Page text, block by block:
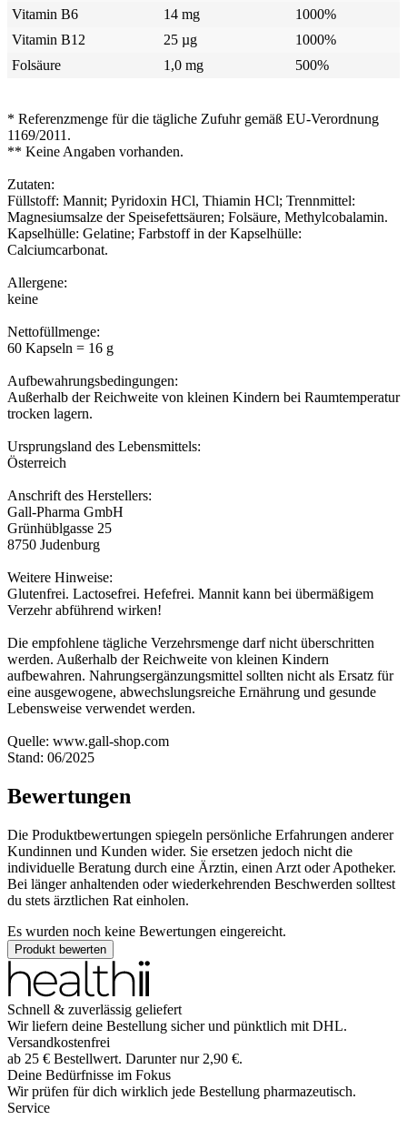
Vitamin B6 14 mg
1000%
Vitamin B12
25 µg
1000%
Folsäure
1,0 mg 500%
* Referenzmenge für die tägliche Zufuhr gemäß EU-Verordnung
1169/2011.
** Keine Angaben vorhanden.
Zutaten:
Füllstoff: Mannit; Pyridoxin HCl, Thiamin HCl; Trennmittel:
Magnesiumsalze der Speisefettsäuren; Folsäure, Methylcobalamin.
Kapselhülle: Gelatine; Farbstoff in der Kapselhülle:
Calciumcarbonat.
Allergene:
keine
Nettofüllmenge:
60 Kapseln = 16 g
Aufbewahrungsbedingungen:
Außerhalb der Reichweite von kleinen Kindern bei Raumtemperatur
trocken lagern.
Ursprungsland des Lebensmittels:
Österreich
Anschrift des Herstellers:
Gall-Pharma GmbH
Grünhüblgasse 25
8750 Judenburg
Weitere Hinweise:
Glutenfrei. Lactosefrei. Hefefrei. Mannit kann bei übermäßigem
Verzehr abführend wirken!
Die empfohlene tägliche Verzehrsmenge darf nicht überschritten
werden. Außerhalb der Reichweite von kleinen Kindern
aufbewahren. Nahrungsergänzungsmittel sollten nicht als Ersatz für
eine ausgewogene, abwechslungsreiche Ernährung und gesunde
Lebensweise verwendet werden.
Quelle: www.gall-shop.com
Stand: 06/2025
Bewertungen
Die Produktbewertungen spiegeln persönliche Erfahrungen anderer
Kundinnen und Kunden wider. Sie ersetzen jedoch nicht die
individuelle Beratung durch eine Ärztin, einen Arzt oder Apotheker.
Bei länger anhaltenden oder wiederkehrenden Beschwerden solltest
du stets ärztlichen Rat einholen.
Es wurden noch keine Bewertungen eingereicht.
Produkt bewerten
Schnell & zuverlässig geliefert
Wir liefern deine Bestellung sicher und pünktlich mit DHL.
Versandkostenfrei
ab 25 € Bestellwert. Darunter nur 2,90 €.
Deine Bedürfnisse im Fokus
Wir prüfen für dich wirklich jede Bestellung pharmazeutisch.
Service